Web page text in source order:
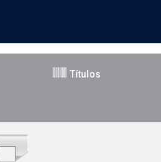
Títulos